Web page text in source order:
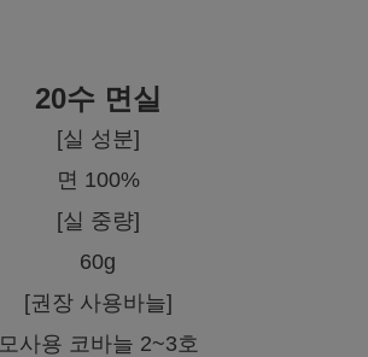
20수 면실
[실 성분]
면 100%
[실 중량]
60g
[권장 사용바늘]
모사용 코바늘 2~3호